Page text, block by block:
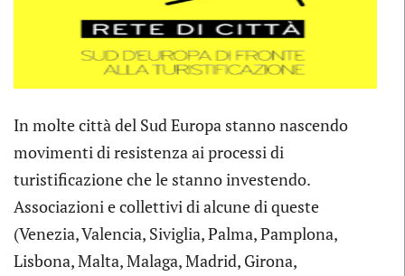
In molte città del Sud Europa stanno nascendo
movimenti di resistenza ai processi di
turistificazione che le stanno investendo.
Associazioni e collettivi di alcune di queste
(Venezia, Valencia, Siviglia, Palma, Pamplona,
Lisbona, Malta, Malaga, Madrid, Girona,